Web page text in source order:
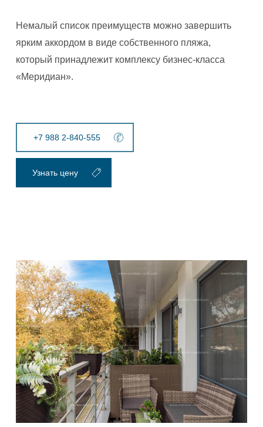
Немалый список преимуществ можно завершить
ярким аккордом в виде собственного пляжа,
который принадлежит комплексу бизнес-класса
«Меридиан».
+7 988 2-840-555
Узнать цену